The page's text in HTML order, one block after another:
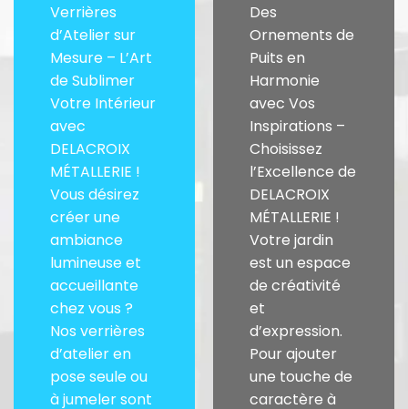
Verrières
d’Atelier sur
Mesure – L’Art
de Sublimer
Votre Intérieur
avec
DELACROIX
MÉTALLERIE !
Vous désirez
créer une
ambiance
lumineuse et
accueillante
chez vous ?
Nos verrières
d’atelier en
pose seule ou
à jumeler sont
Des
Ornements de
Puits en
Harmonie
avec Vos
Inspirations –
Choisissez
l’Excellence de
DELACROIX
MÉTALLERIE !
Votre jardin
est un espace
de créativité
et
d’expression.
Pour ajouter
une touche de
caractère à